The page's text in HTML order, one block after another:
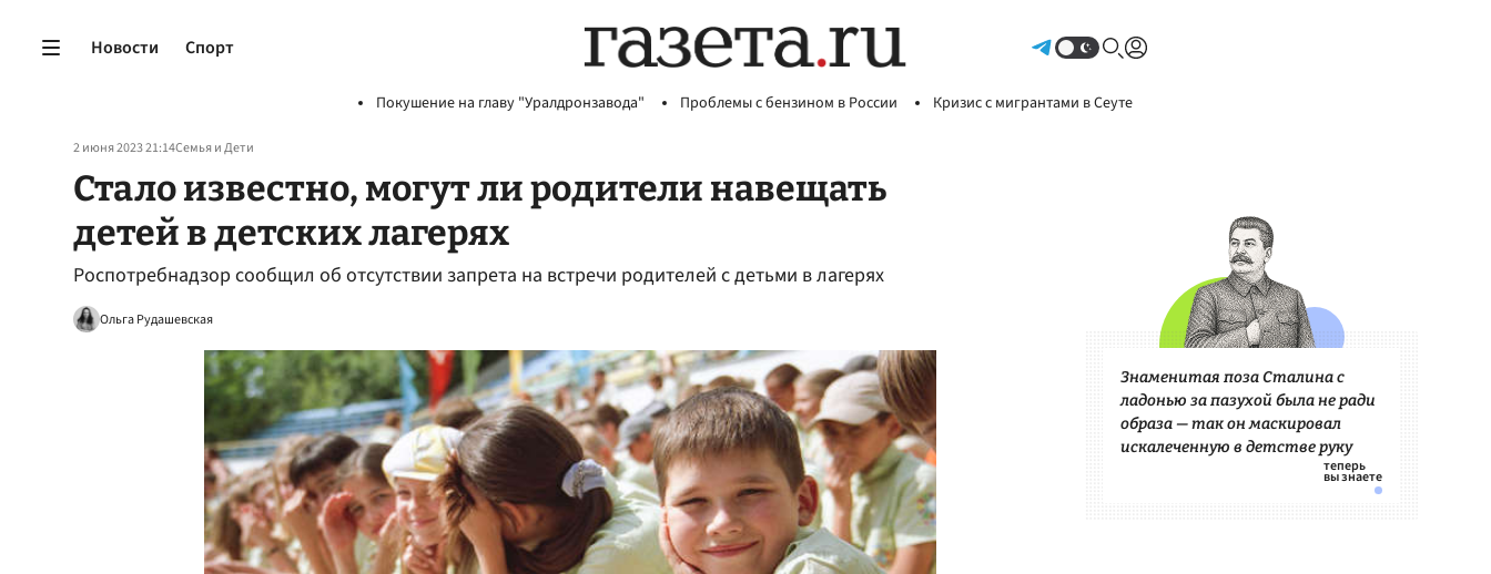
Новости Спорт
Покушение на главу "Уралдронзавода" Проблемы с бензином в России Кризис с мигрантами в Сеуте
2 июня 2023 21:14Семья и Дети
Стало известно, могут ли родители навещать
детей в детских лагерях
Роспотребнадзор сообщил об отсутствии запрета на встречи родителей с детьми в лагерях
Ольга Рудашевская
Знаменитая поза Сталина с
ладонью за пазухой была не ради
образа — так он маскировал
искалеченную в детстве руку